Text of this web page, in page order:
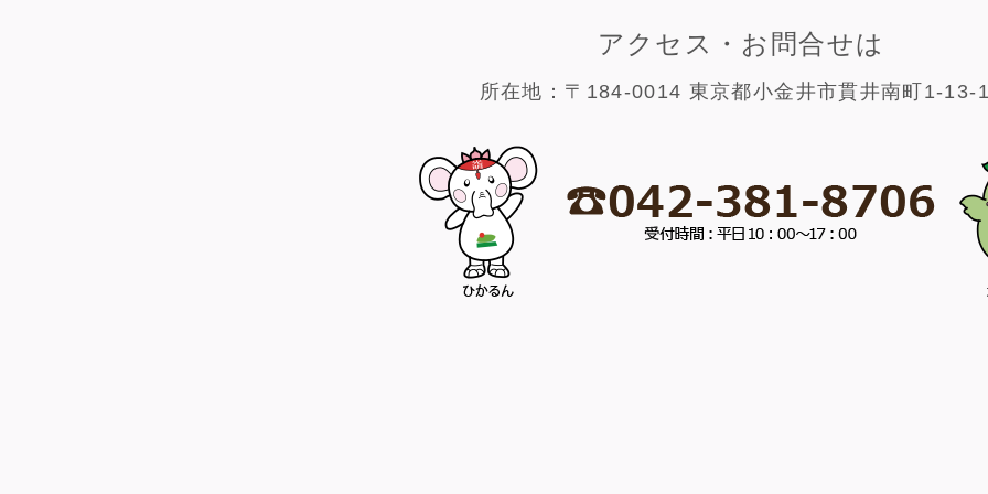
アクセス・お問合せは
所在地：〒184-0014 東京都小金井市貫井南町1-13-